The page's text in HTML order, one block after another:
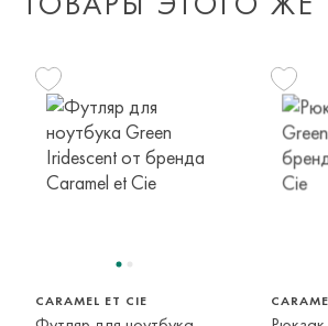
курьерской доставкой до адресата или
по тарифам транспортной компании.
Оплата осуществляется онлайн
Mastercard, МИР, Система быстрых
CARAMEL ET CIE